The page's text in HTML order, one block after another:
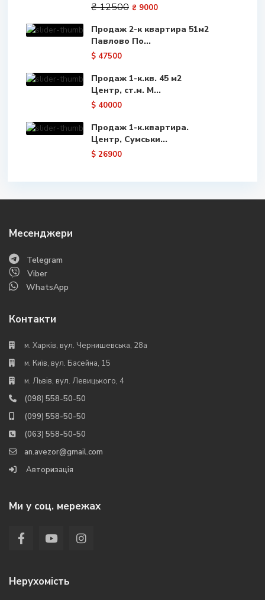
₴ 12500 ₴ 9000
Продаж 2-к квартира 51м2
Павлово По...
$ 47500
Продаж 1-к.кв. 45 м2
Центр, ст.м. М...
$ 40000
Продаж 1-к.квартира.
Центр, Сумськи...
$ 26900
Месенджери
Telegram
Viber
WhatsApp
Контакти
м. Харків, вул. Чернишевська, 28а
м. Київ, вул. Басейна, 15
м. Львів, вул. Левицького, 4
(098) 558-50-50
(099) 558-50-50
(063) 558-50-50
an.avezor@gmail.com
Авторизація
Ми у соц. мережах
Нерухомість